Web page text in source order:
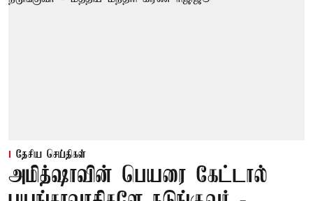
தேசிய செய்திகள்
அமித்ஷாவின் பெயரை கேட்டால்